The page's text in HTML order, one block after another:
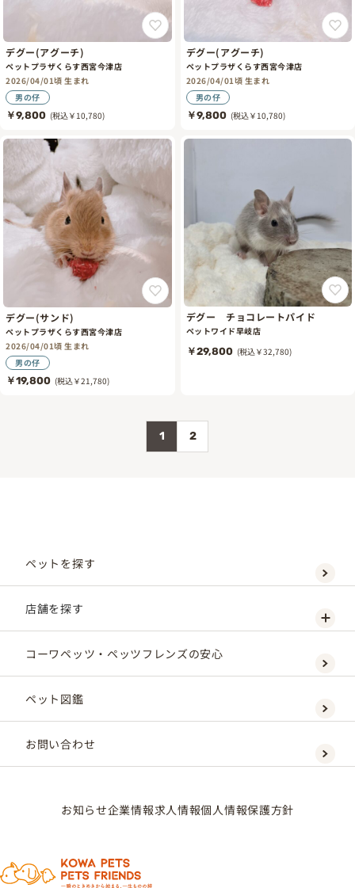
デグー(アグーチ)
ペットプラザくらす西宮今津店
2026/04/01頃 生まれ
男の仔
￥9,800 (税込￥10,780)
デグー(アグーチ)
ペットプラザくらす西宮今津店
2026/04/01頃 生まれ
男の仔
￥9,800 (税込￥10,780)
デグー(サンド)
ペットプラザくらす西宮今津店
2026/04/01頃 生まれ
男の仔
￥19,800 (税込￥21,780)
デグー チョコレートパイド
ペットワイド早岐店
￥29,800 (税込￥32,780)
1 2
ペットを探す
店舗を探す
コーワペッツ・ペッツフレンズの安心
ペット図鑑
お問い合わせ
お知らせ企業情報求人情報個人情報保護方針